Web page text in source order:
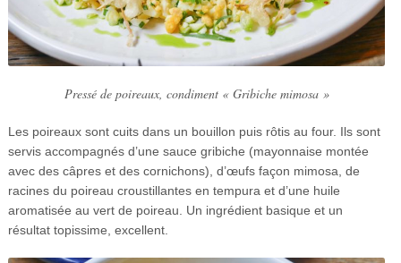
Pressé de poireaux, condiment « Gribiche mimosa »
Les poireaux sont cuits dans un bouillon puis rôtis au four. Ils sont
servis accompagnés d’une sauce gribiche (mayonnaise montée
avec des câpres et des cornichons), d’œufs façon mimosa, de
racines du poireau croustillantes en tempura et d’une huile
aromatisée au vert de poireau. Un ingrédient basique et un
résultat topissime, excellent.